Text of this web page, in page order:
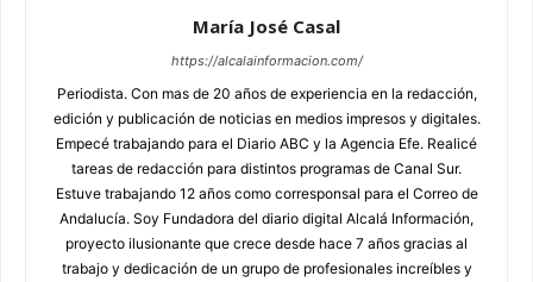
María José Casal
https://alcalainformacion.com/
Periodista. Con mas de 20 años de experiencia en la redacción,
edición y publicación de noticias en medios impresos y digitales.
Empecé trabajando para el Diario ABC y la Agencia Efe. Realicé
tareas de redacción para distintos programas de Canal Sur.
Estuve trabajando 12 años como corresponsal para el Correo de
Andalucía. Soy Fundadora del diario digital Alcalá Información,
proyecto ilusionante que crece desde hace 7 años gracias al
trabajo y dedicación de un grupo de profesionales increíbles y